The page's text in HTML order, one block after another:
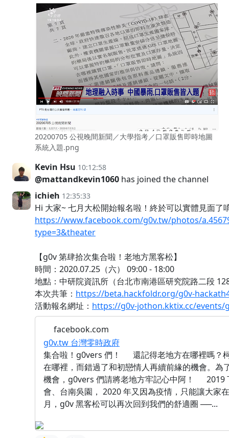
20200705 公視晚間新聞／大學指考／口罩販售即時地圖
系統入題.png
Kevin Hsu 10:12:58
@mattandkevin1060 has joined the channel
ichieh 12:35:33
Hi 大家~ 七月大松開始報名啦！終於可以實體見面了
https://www.facebook.com/g0v.tw/photos/
type=3&theater
【g0v 第肆拾次集合啦！老地方黑客松】
時間：2020.07.25（六） 09:00 - 18:00
地點：中研院資訊所（台北市南港區研究院路二段
本次共筆： https://beta.hackfoldr.org/g0v-
活動報名網址： https://g0v-jothon.kktix.cc/events/
facebook.com
g0v.tw 台灣零時政府
集合啦！g0vers 們！ 還記得老地方在哪裡嗎？
在哪裡，而錯過了和初戀情人再續前緣的機會。為
機會，g0vers 們請將老地方牢記心中阿！ 2019
會、台南吳園， 2020 年又因為疫情，只能讓大家
月，g0v 黑客松可以再次回到我們的舒適圈 ──...